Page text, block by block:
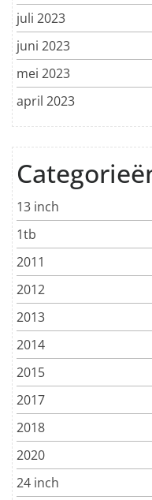
juli 2023
juni 2023
mei 2023
april 2023
13 inch
1tb
2011
2012
2013
2014
2015
2017
2018
2020
24 inch